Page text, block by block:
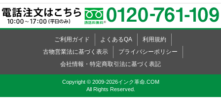
ご利用ガイド よくあるQA
利用規約
古物営業法に基づく表示
プライバシーポリシー
会社情報・特定商取引法に基づく表記
Copyright © 2009-2026インク革命.COM
All Rights Reserved.